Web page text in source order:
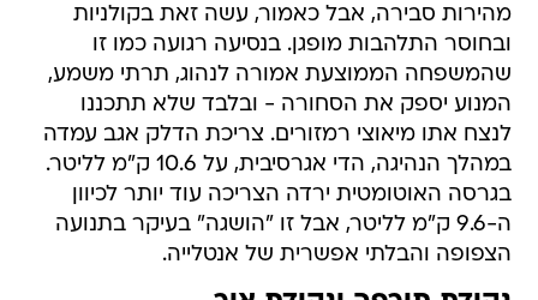
מהירות סבירה, אבל כאמור, עשה זאת בקולניות
ובחוסר התלהבות מופגן. בנסיעה רגועה כמו זו
שהמשפחה הממוצעת אמורה לנהוג, תרתי משמע,
המנוע יספק את הסחורה - ובלבד שלא תתכננו
לנצח אתו מיאוצי רמזורים. צריכת הדלק אגב עמדה
במהלך הנהיגה, הדי אגרסיבית, על 10.6 ק"מ לליטר.
בגרסה האוטומטית ירדה הצריכה עוד יותר לכיוון
ה-9.6 ק"מ לליטר, אבל זו "הושגה" בעיקר בתנועה
הצפופה והבלתי אפשרית של אנטלייה.